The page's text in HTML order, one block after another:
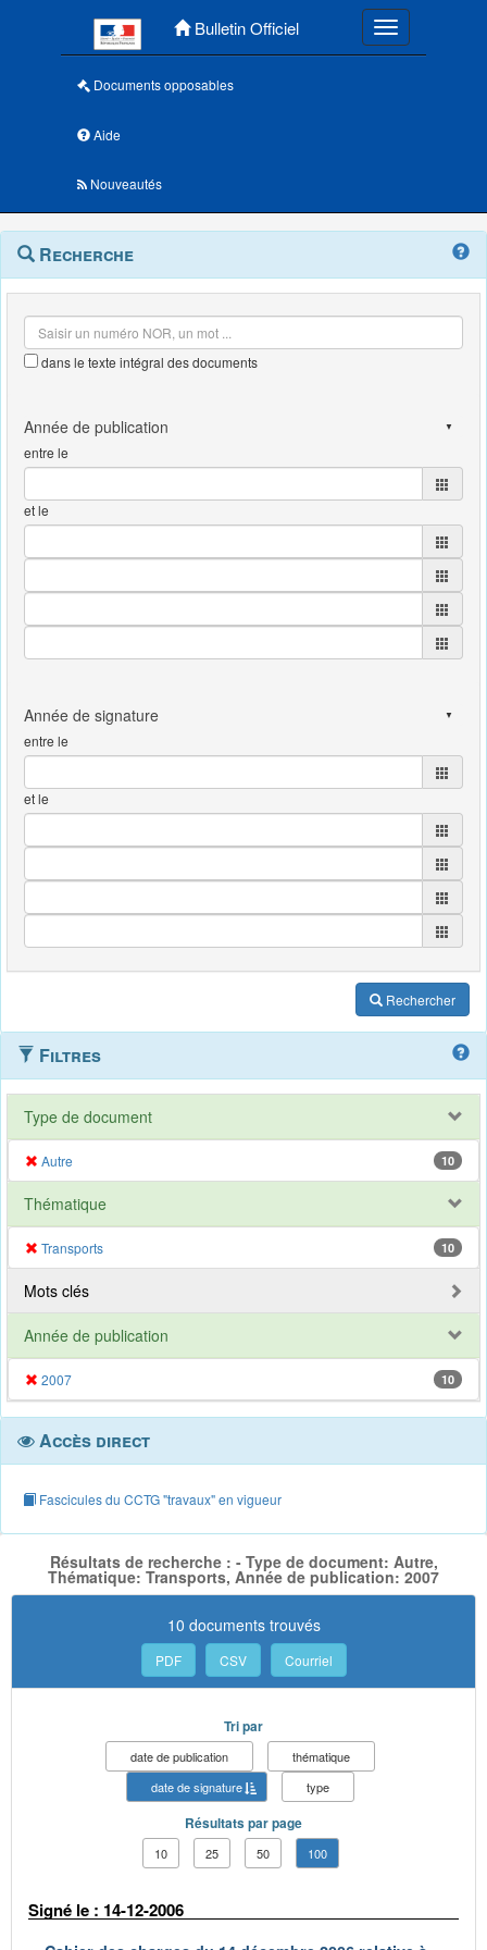
Bulletin Officiel Toggle
Documents opposables
Aide
Nouveautés
Navigation
outils
Menu
contextuel
Recherche
dans le texte intégral des documents
entre le
et le
entre le
et le
Rechercher
Filtres
Type de document
Autre 10
Thématique
Transports 10
Mots clés
Année de publication
2007 10
Accès direct
Fascicules du CCTG "travaux" en vigueur
Résultats de recherche : - Type de document: Autre,
Thématique: Transports, Année de publication: 2007
10 documents trouvés
PDF CSV Courriel
Tri par
date de publication
thématique
date de signature
type
Résultats par page
10 25 50 100
Signé le : 14-12-2006